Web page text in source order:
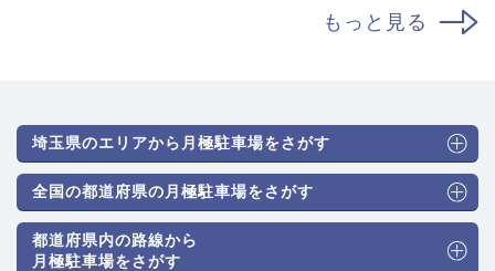
もっと見る
埼玉県のエリアから月極駐車場をさがす
全国の都道府県の月極駐車場をさがす
都道府県内の路線から
月極駐車場をさがす